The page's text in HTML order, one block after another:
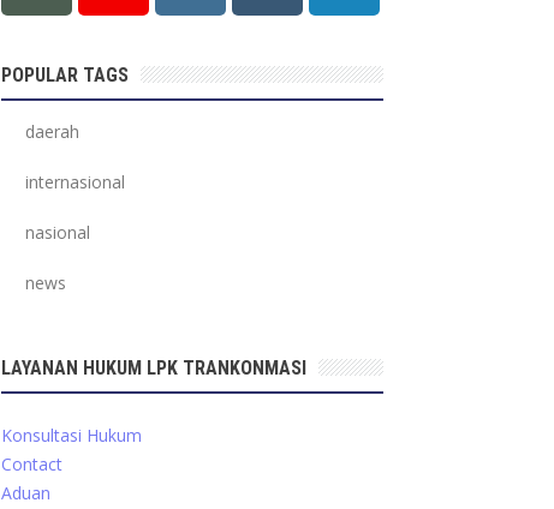
POPULAR TAGS
daerah
internasional
nasional
news
LAYANAN HUKUM LPK TRANKONMASI
Konsultasi Hukum
Contact
Aduan